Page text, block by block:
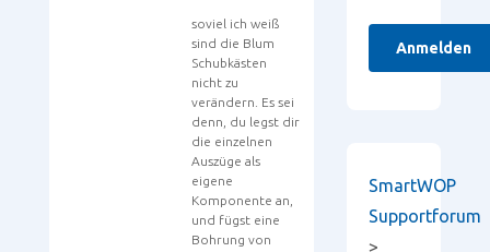
soviel ich weiß
sind die Blum
Schubkästen
nicht zu
verändern. Es sei
denn, du legst dir
die einzelnen
Auszüge als
eigene
Komponente an,
und fügst eine
Bohrung von
Anmelden
SmartWOP
Supportforum
>